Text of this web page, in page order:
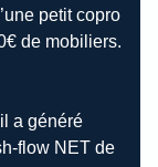
petit copro
de mobiliers.
a généré
flow NET de